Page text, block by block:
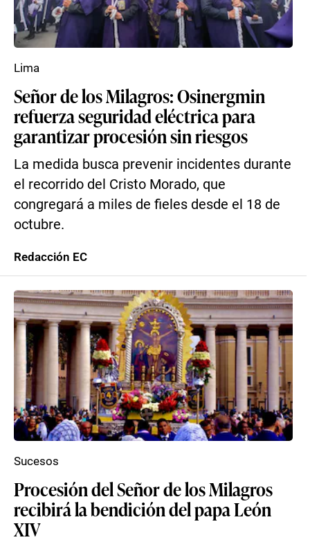
Señor de los Milagros: Osinergmin
refuerza seguridad eléctrica para
garantizar procesión sin riesgos
La medida busca prevenir incidentes durante
el recorrido del Cristo Morado, que
congregará a miles de fieles desde el 18 de
octubre.
Lima
Redacción EC
Procesión del Señor de los Milagros
recibirá la bendición del papa León
XIV
Sucesos